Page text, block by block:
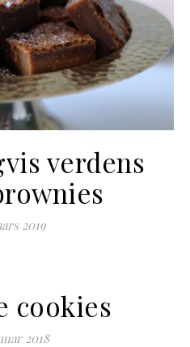
verdens
2019
cookies
2018